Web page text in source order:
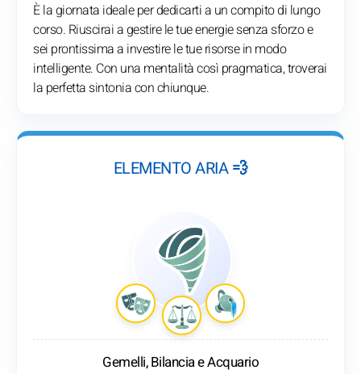
È la giornata ideale per dedicarti a un compito di lungo
corso. Riuscirai a gestire le tue energie senza sforzo e
sei prontissima a investire le tue risorse in modo
intelligente. Con una mentalità così pragmatica, troverai
la perfetta sintonia con chiunque.
ELEMENTO ARIA 💨
Gemelli, Bilancia e Acquario